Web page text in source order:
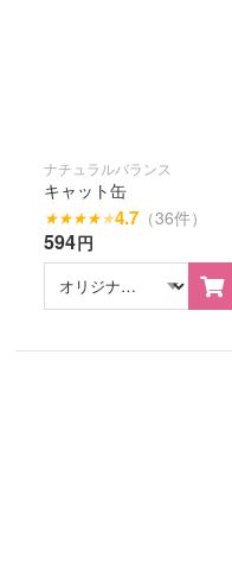
ナチュラルバランス
キャット缶
★★★★★4.7 （36件）
594円